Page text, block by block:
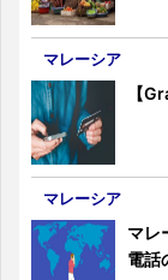
マレーシア
【
マレーシア
マレ
電話